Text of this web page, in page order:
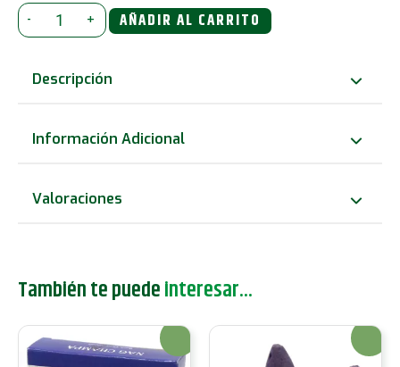
-
Conos
de
Incienso
Aromatika
cantidad
+ AÑADIR AL CARRITO
Descripción
Información Adicional
Valoraciones
También te puedeinteresar...
¡Oferta! ¡Oferta!